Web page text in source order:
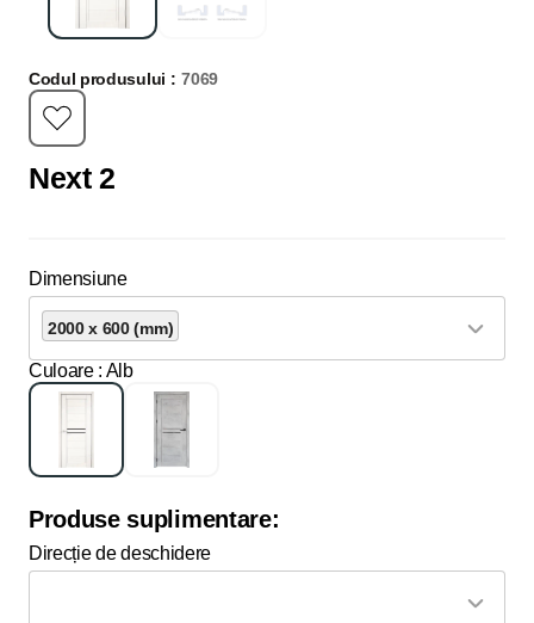
Codul produsului : 7069
Next 2
Dimensiune
2000 x 600 (mm)
Culoare : Alb
Produse suplimentare:
Direcție de deschidere